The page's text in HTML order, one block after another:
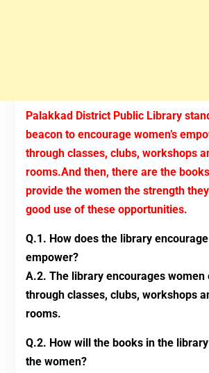
Palakkad District Public Library
beacon to encourage women’s
through classes, clubs, workshops
rooms.And then, there are the books
provide the women the strength
good use of these opportunities.
Q.1. How does the library
empower?
A.2. The library encourages women
through classes, clubs, workshops
rooms.
Q.2. How will the books in the
the women?